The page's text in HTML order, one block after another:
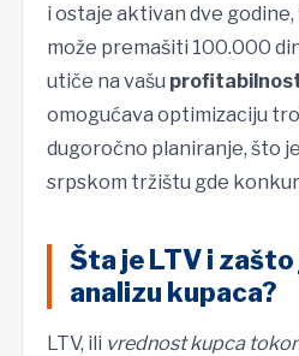
i ostaje aktivan dve
može premašiti 100.000
utiče na vašu
omogućava optimizaciju
dugoročno planiranje, što
srpskom tržištu gde
Šta je LTV i zašto
analizu kupaca?
LTV, ili vrednost kupca